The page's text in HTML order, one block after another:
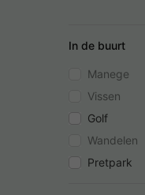
In de buurt
Manege
Vissen
Golf
Wandelen
Pretpark